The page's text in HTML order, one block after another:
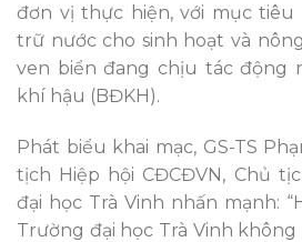
đơn vị thực hiện, với mục tiêu
trữ nước cho sinh hoạt và
ven biển đang chịu tác động
khí hậu (BĐKH).
Phát biểu khai mạc, GS-TS
tịch Hiệp hội CĐCĐVN, Chủ
đại học Trà Vinh nhấn mạnh:
Trường đại học Trà Vinh